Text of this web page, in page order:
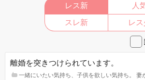
レス新
人
スレ新
レ
離婚を突きつけられています。
一緒にいたい気持ち、子供を欲しい気持ち。 妻